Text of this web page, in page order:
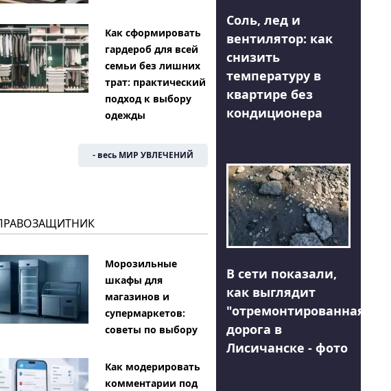
Как сформировать
гардероб для всей
семьи без лишних
трат: практический
подход к выбору
одежды
- весь МИР УВЛЕЧЕНИЙ
Морозильные
шкафы для
магазинов и
супермаркетов:
советы по выбору
Как модерировать
комментарии под
Соль, лед и
вентилятор: как
снизить
температуру в
квартире без
кондиционера
В сети показали,
как выглядит
"отремонтированная"
дорога в
Лисичанске - фото